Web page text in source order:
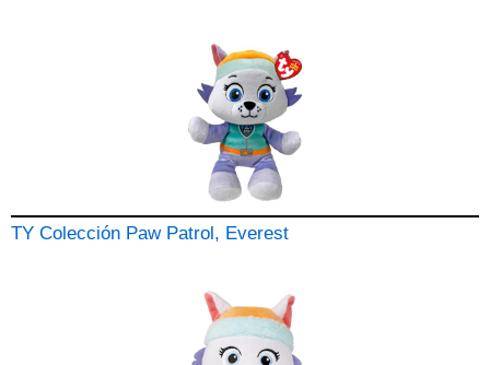
TY Colección Paw Patrol, Everest